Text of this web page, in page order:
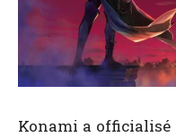
Konami a officialisé